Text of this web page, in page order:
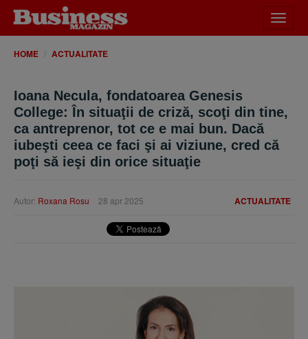
meniu
HOME ACTUALITATE
Ioana Necula, fondatoarea Genesis
College: În situaţii de criză, scoţi din tine,
ca antreprenor, tot ce e mai bun. Dacă
iubeşti ceea ce faci şi ai viziune, cred că
poţi să ieşi din orice situaţie
ACTUALITATE
Autor: Roxana Rosu 28 apr 2025